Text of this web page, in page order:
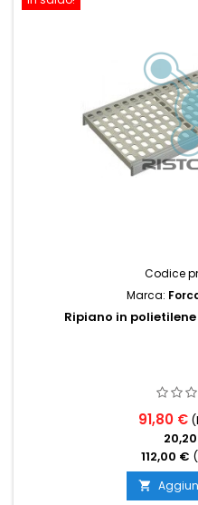
Codice
Marca:
Ripiano in
91,80 €
112,00 €
